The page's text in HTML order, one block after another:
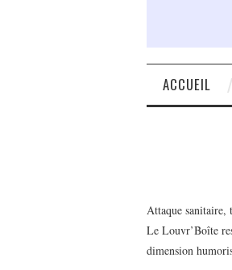
ACCUEIL
Attaque sanitaire,
Le Louvr’Boîte
dimension